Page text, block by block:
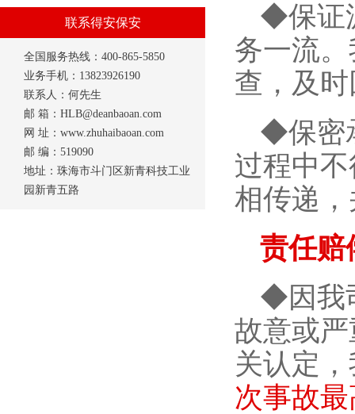
联系得安保安
全国服务热线：400-865-5850
业务手机：13823926190
联系人：何先生
邮 箱：HLB@deanbaoan.com
网 址：www.zhuhaibaoan.com
邮 编：519090
地址：珠海市斗门区新青科技工业
园新青五路
◆保证
务一流
查，及
◆保密
过程中
相传递
责任赔
◆因我
故意或
关认定
次事故